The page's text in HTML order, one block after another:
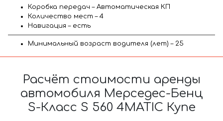
Коробка передач – Автоматическая КП
Количество мест – 4
Навигация – есть
Минимальный возраст водителя (лет) – 25
Расчёт стоимости аренды
автомобиля Мерседес-Бенц
S-Класс S 560 4MATIC Купе